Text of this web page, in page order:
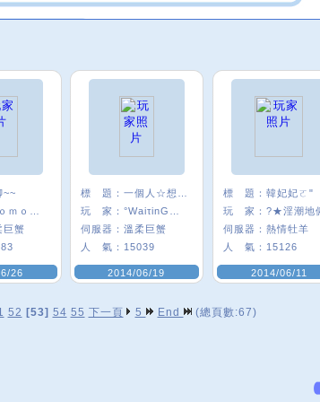
~~
巨蟹
26
標 題：
玩 家：
伺服器： 溫柔巨蟹
人 氣： 15039
2014/06/19
標 題： 韓妃妃ㄛ"
玩 家： ?★淫潮地
伺服器： 熱情牡羊
人 氣： 15126
2014/06/11
52 [53] 54 55 下一頁 5 End (總頁數:67)